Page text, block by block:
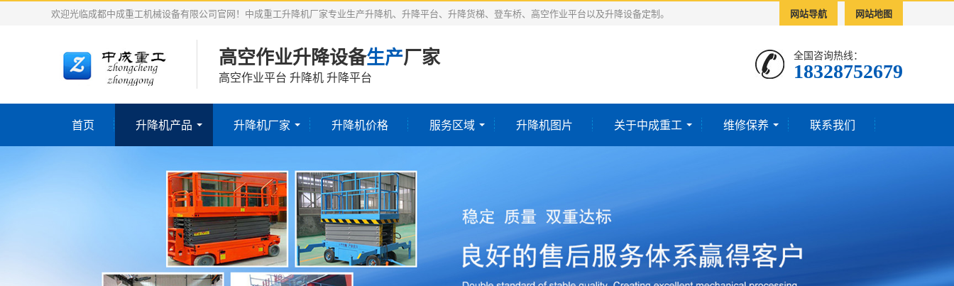
网站导航 网站地图
欢迎光临成都中成重工机械设备有限公司官网！中成重工升降机厂家专业生产升降机、升降平台、升降货梯、登车桥、高空作业平台以及升降设备定制。
高空作业升降设备生产厂家
高空作业平台 升降机 升降平台
全国咨询热线：
18328752679‬
首页 升降机产品 升降机厂家 升降机价格 服务区域 升降机图片 关于中成重工 维修保养 联系我们